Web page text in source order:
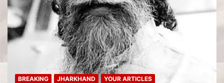
BREAKING JHARKHAND YOUR ARTICLES